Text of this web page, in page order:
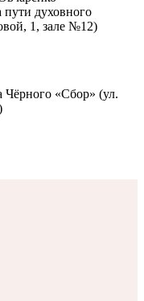
пути духовного
1, зале №12)
Чёрного «Сбор» (ул.